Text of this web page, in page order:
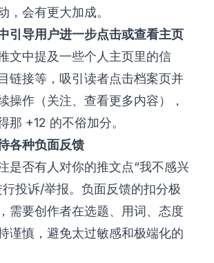
，会有更大加成。
引导用户进一步点击或查看主页
文中提及一些个人主页里的信
链接等，吸引读者点击档案页并
操作（关注、查看更多内容），
那 +12 的不俗加分。
各种负面反馈
是否有人对你的推文点“我不感兴
行投诉/举报。负面反馈的扣分极
需要创作者在选题、用词、态度
谨慎，避免太过敏感和极端化的